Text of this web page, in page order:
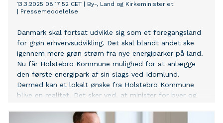
13.3.2025 08:17:52 CET
By-, Land og Kirkeministeriet
Pressemeddelelse
Danmark skal fortsat udvikle sig som et foregangsland
for grøn erhvervsudvikling. Det skal blandt andet ske
igennem mere grøn strøm fra nye energiparker på land.
Nu får Holstebro Kommune mulighed for at anlægge
den første energipark af sin slags ved Idomlund.
Dermed kan et lokalt ønske fra Holstebro Kommune
blive en realitet. Det sker ved, at minister for byer og
baggrund af ønsket fra Holstebro Kommune - har